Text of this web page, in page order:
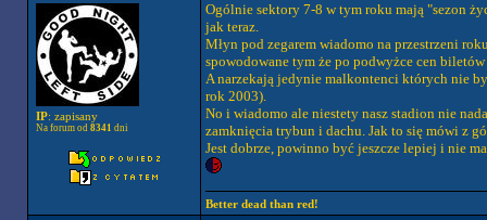
IP: zapisany
Na forum od 8341 dni
Ogólnie sektory 7-8 w tym roku mają "sezon
jak teraz.
Młyn pod zegarem wiadomo na przestrzeni
spowodowane tym że po podwyżce cen
A narzekają jedynie malkontenci których nie
rok 2003).
No i wiadomo ale niestety nasz stadion nie
zamknięcia trybun i dachu. Jak to się mówi z
Jest dobrze, powinno być jeszcze lepiej i nie
Better dead than red!